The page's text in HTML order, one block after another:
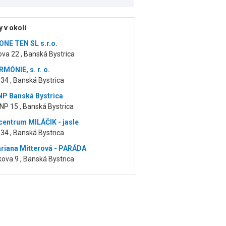
v okolí
TEN SL s.r.o.
22 , Banská Bystrica
s. r. o.
, Banská Bystrica
Banská Bystrica
15 , Banská Bystrica
MILÁČIK - jasle
, Banská Bystrica
Mitterová - PARÁDA
9 , Banská Bystrica